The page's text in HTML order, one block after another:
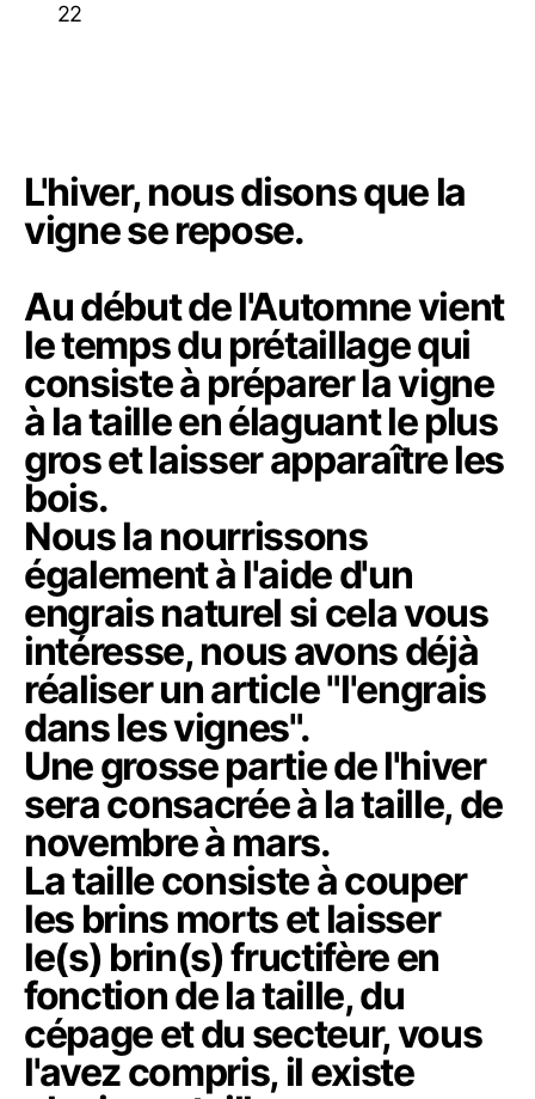
22
L'hiver, nous disons que la
vigne se repose.
Au début de l'Automne vient
le temps du prétaillage qui
consiste à préparer la vigne
à la taille en élaguant le plus
gros et laisser apparaître les
bois.
Nous la nourrissons
également à l'aide d'un
engrais naturel si cela vous
intéresse, nous avons déjà
réaliser un article "l'engrais
dans les vignes".
Une grosse partie de l'hiver
sera consacrée à la taille, de
novembre à mars.
La taille consiste à couper
les brins morts et laisser
le(s) brin(s) fructifère en
fonction de la taille, du
cépage et du secteur, vous
l'avez compris, il existe